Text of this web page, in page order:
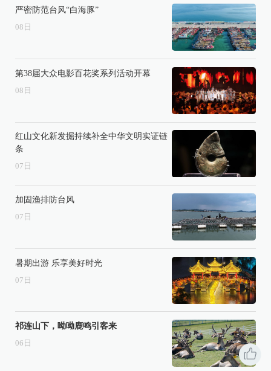
严密防范台风“白海豚”
08 日
第38届大众电影百花奖系列活动开幕
08 日
红山文化新发掘持续补全中华文明实证链
条
07 日
加固渔排防台风
07 日
暑期出游 乐享美好时光
07 日
祁连山下，呦呦鹿鸣引客来
06 日